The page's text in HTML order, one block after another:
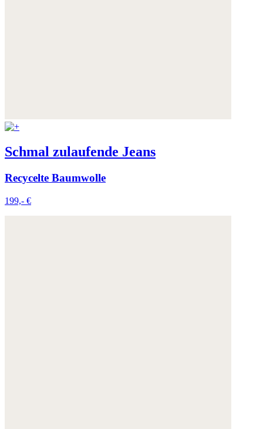
Schmal zulaufende Jeans
Recycelte Baumwolle
199,- €